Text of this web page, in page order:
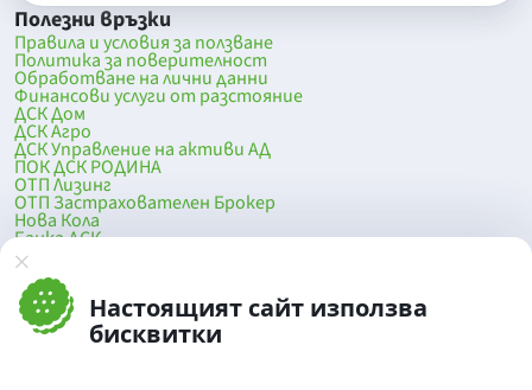
Настоящият сайт използва
бисквитки
Полезни връзки
Правила и условия за ползване
Политика за поверителност
Обработване на лични данни
Финансови услуги от разстояние
ДСК Дом
ДСК Агро
ДСК Управление на активи АД
ПОК ДСК РОДИНА
ОТП Лизинг
ОТП Застрахователен Брокер
Нова Кола
Банка ДСК
DSK Mobile
Оферти за продажба от Банка ДСК
Клонова мрежа и банкомати
До началото на страницата